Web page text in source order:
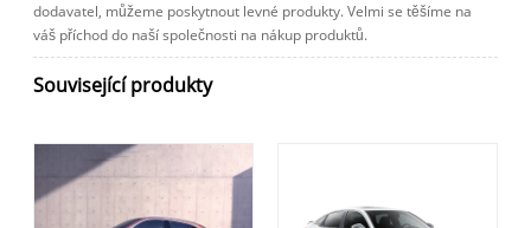
dodavatel, můžeme poskytnout levné produkty. Velmi se těšíme na
váš příchod do naší společnosti na nákup produktů.
Související produkty